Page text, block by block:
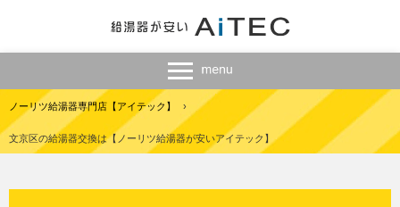
ノーリツ給湯器専門店【アイテック】 ›
文京区の給湯器交換は【ノーリツ給湯器が安いアイテック】